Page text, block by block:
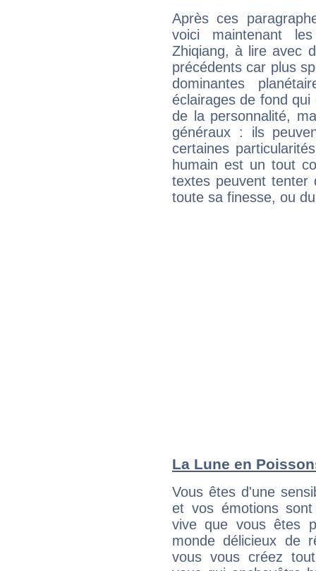
Après ces
voici maintenant
Zhiqiang, à lire avec
précédents car plus
dominantes
éclairages de fond
de la personnalité,
généraux : ils
certaines
humain est un tout
textes peuvent tenter
toute sa finesse, ou
La Lune en
Vous êtes d'une
et vos émotions
vive que vous êtes
monde délicieux de
vous vous créez